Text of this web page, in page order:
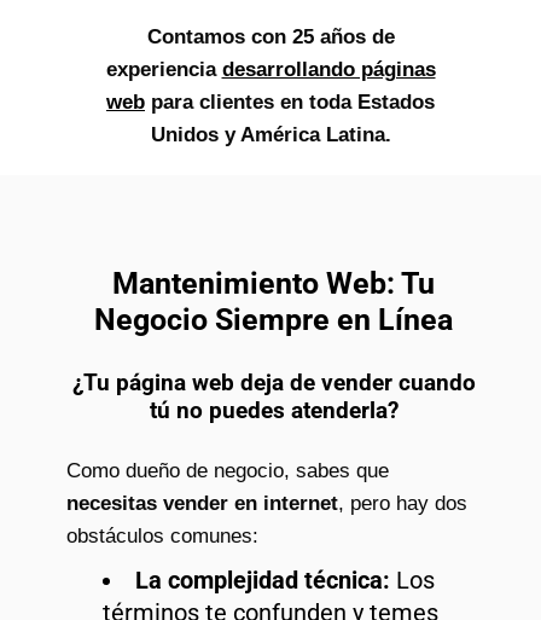
Contamos con 25 años de
experiencia desarrollando páginas
web para clientes en toda Estados
Unidos y América Latina.
Mantenimiento Web: Tu
Negocio Siempre en Línea
¿Tu página web deja de vender cuando
tú no puedes atenderla?
Como dueño de negocio, sabes que
necesitas vender en internet, pero hay dos
obstáculos comunes:
La complejidad técnica: Los
términos te confunden y temes